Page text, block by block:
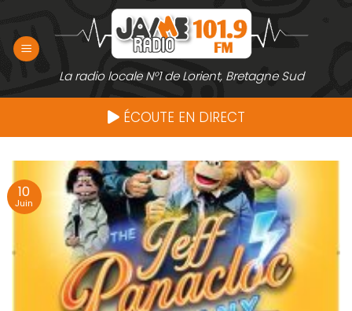
contenu
La radio locale N°1 de Lorient, Bretagne Sud
ÉCOUTE EN DIRECT
10
Juin